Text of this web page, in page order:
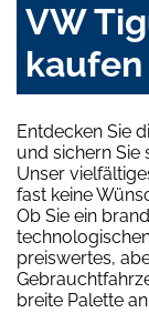
VW
Entdecken Sie
und sichern Sie
Unser
fast keine
Ob Sie ein
preiswertes,
breite Palette